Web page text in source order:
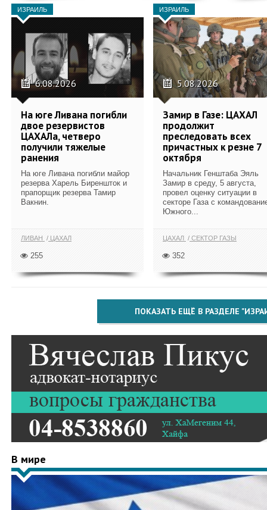
ИЗРАИЛЬ
6.08.2026
На юге Ливана погибли
двое резервистов
ЦАХАЛа, четверо
получили тяжелые
ранения
На юге Ливана погибли майор
резерва Харель Биреншток и
прапорщик резерва Тамир
Вакнин.
ЛИВАН ЦАХАЛ
255
ИЗРАИЛЬ
5.08.2026
Замир в Газе: ЦАХАЛ
продолжит
преследовать всех
причастных к резне 7
октября
Начальник Генштаба Эяль
Замир в среду, 5 августа,
провел оценку ситуации в
секторе Газа с
Южного...
ЦАХАЛ СЕКТОР ГАЗЫ
352
ПОКАЗАТЬ ЕЩЁ В РАЗДЕЛЕ
В мире